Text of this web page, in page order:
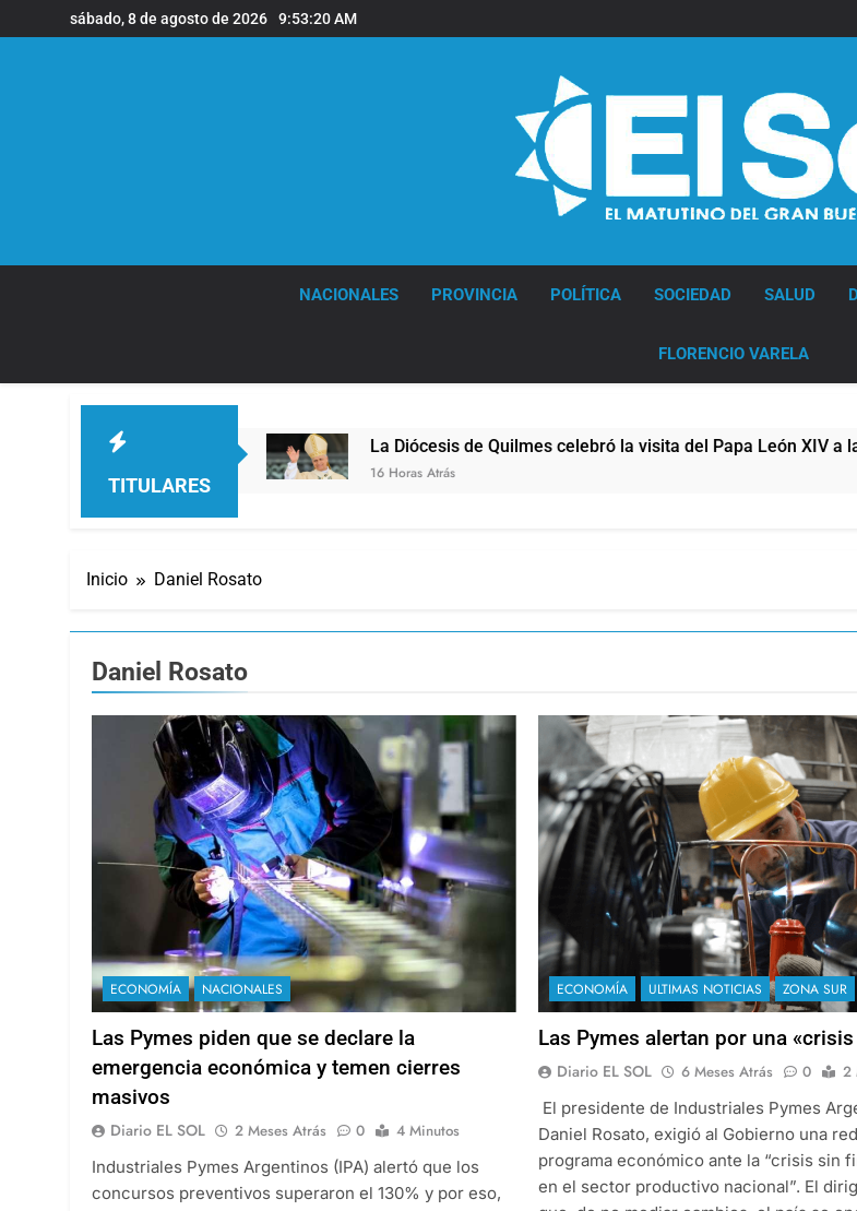
al
sábado, 8 de agosto de 2026 9:53:21 AM
NACIONALES PROVINCIA POLÍTICA SOCIEDAD SALUD
FLORENCIO VARELA
TITULARES
La Diócesis de Quilmes celebró la visita del Papa León XIV a la Argentina
Inicio Daniel Rosato
Daniel Rosato
ECONOMÍA NACIONALES
Las Pymes piden que se declare la
emergencia económica y temen cierres
masivos
Diario EL SOL 2 Meses Atrás 0
4 Minutos
Industriales Pymes Argentinos (IPA) alertó que los
concursos preventivos superaron el 130% y por eso,
ECONOMÍA ULTIMAS NOTICIAS ZONA SUR
Las Pymes alertan por una
Diario EL SOL 6 Meses Atrás 0
2
El presidente de Industriales Pymes
Daniel Rosato, exigió al Gobierno una
programa económico ante la “crisis sin
en el sector productivo nacional”. El